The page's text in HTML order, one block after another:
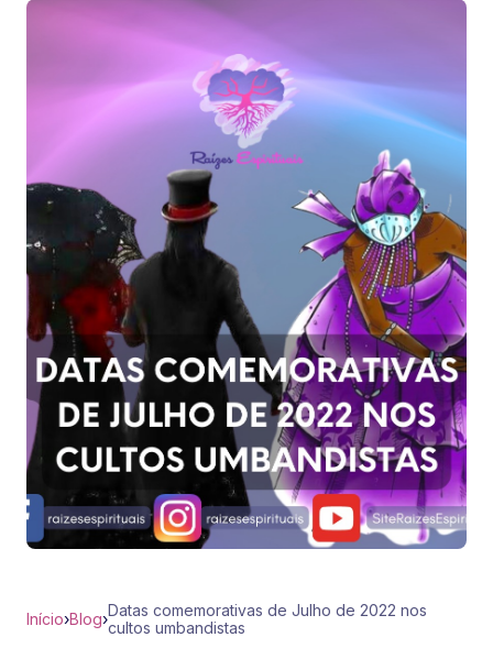
Início›Blog›Datas comemorativas de Julho de 2022 nos
cultos umbandistas